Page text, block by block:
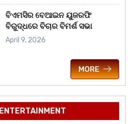
ବିଏମସିର ବେଆଇନ ୟୁଜରଫି
ବିରୁଦ୍ଧରେ ବିଚାର ବିମର୍ଶ ସଭା
April 9, 2026
MORE
ENTERTAINMENT